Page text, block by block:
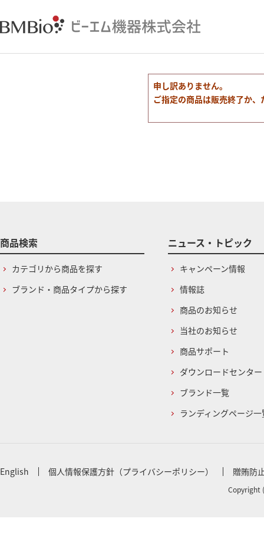
申し訳ありません。
ご指定の商品は販売終了か
商品検索
カテゴリから商品を探す
ブランド・商品タイプから探す
ニュース・トピック
キャンペーン情報
情報誌
商品のお知らせ
当社のお知らせ
商品サポート
ダウンロードセンター
ブランド一覧
ランディングページ一
English 個人情報保護方針（プライバシーポリシー） 贈賄防
Copyright